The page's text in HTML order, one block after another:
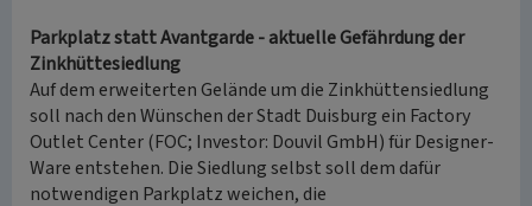
Parkplatz statt Avantgarde - aktuelle Gefährdung der
Zinkhüttesiedlung
Auf dem erweiterten Gelände um die Zinkhüttensiedlung
soll nach den Wünschen der Stadt Duisburg ein Factory
Outlet Center (FOC; Investor: Douvil GmbH) für Designer-
Ware entstehen. Die Siedlung selbst soll dem dafür
notwendigen Parkplatz weichen, die